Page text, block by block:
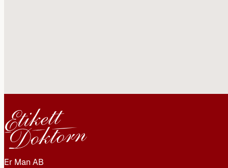
Er Man AB